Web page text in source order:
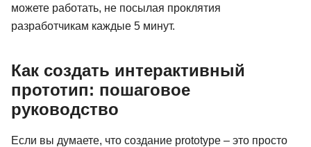
можете работать, не посылая проклятия
разработчикам каждые 5 минут.
Как создать интерактивный
прототип: пошаговое
руководство
Если вы думаете, что создание prototype – это просто